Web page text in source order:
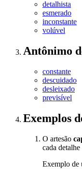
detalhista
esmerado
inconstante
volúvel
Antônimo
constante
descuidado
desleixado
previsível
Exemplos
O artesão
cada detalhe
Exemplo de